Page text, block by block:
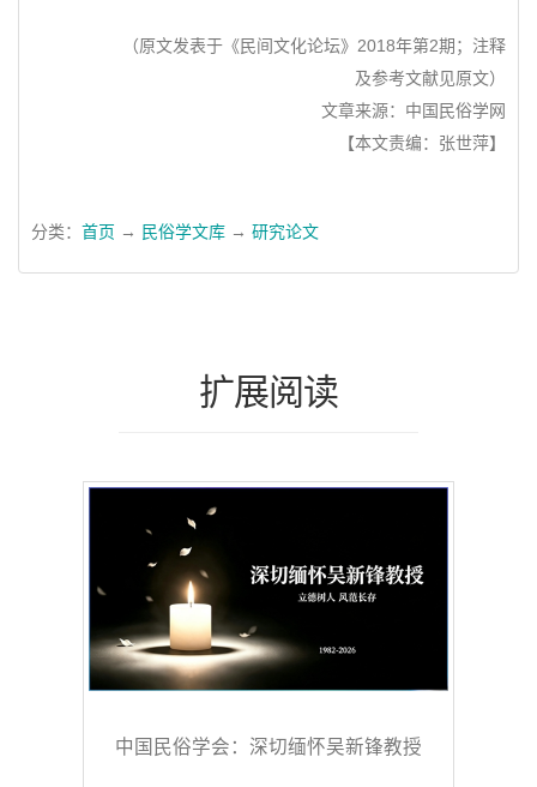
（原文发表于《民间文化论坛》2018年第2期；注释
及参考文献见原文）
文章来源：中国民俗学网
【本文责编：张世萍】
分类： 首页 → 民俗学文库 → 研究论文
扩展阅读
中国民俗学会：深切缅怀吴新锋教授